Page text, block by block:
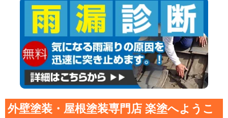
外壁塗装・屋根塗装専門店 楽塗へようこ